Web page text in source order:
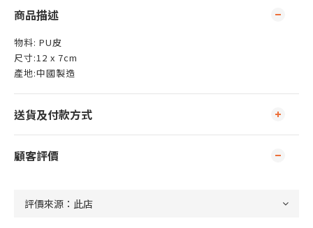
商品描述
物料: PU皮
尺寸:12 x 7cm
產地:中國製造
送貨及付款方式
顧客評價